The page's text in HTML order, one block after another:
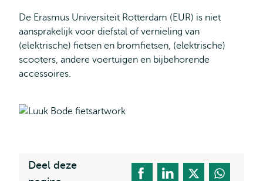
De Erasmus Universiteit Rotterdam (EUR) is niet
aansprakelijk voor diefstal of vernieling van
(elektrische) fietsen en bromfietsen, (elektrische)
scooters, andere voertuigen en bijbehorende
accessoires.
Deel deze